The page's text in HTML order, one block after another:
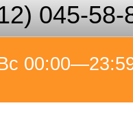
045-58-